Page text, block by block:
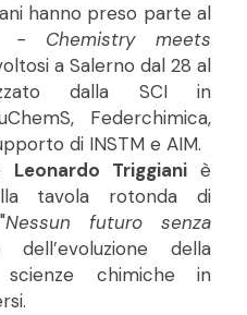
hanno preso parte al
- Chemistry meets
a Salerno dal 28 al
dalla SCI in
Federchimica,
di INSTM e AIM.
Leonardo Triggiani è
tavola rotonda di
Nessun futuro senza
della
scienze chimiche in